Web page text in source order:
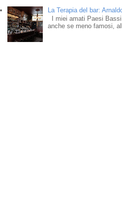
La Terapia del bar:
I miei amati Paesi
anche se meno famosi,